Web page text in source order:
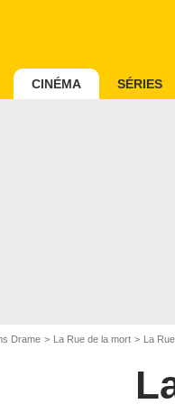
CINÉMA SÉRIES
Drame La Rue de la mort La